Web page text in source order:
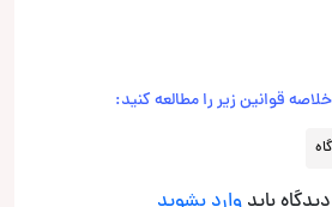
قوانین زیر را مطالعه کنید: